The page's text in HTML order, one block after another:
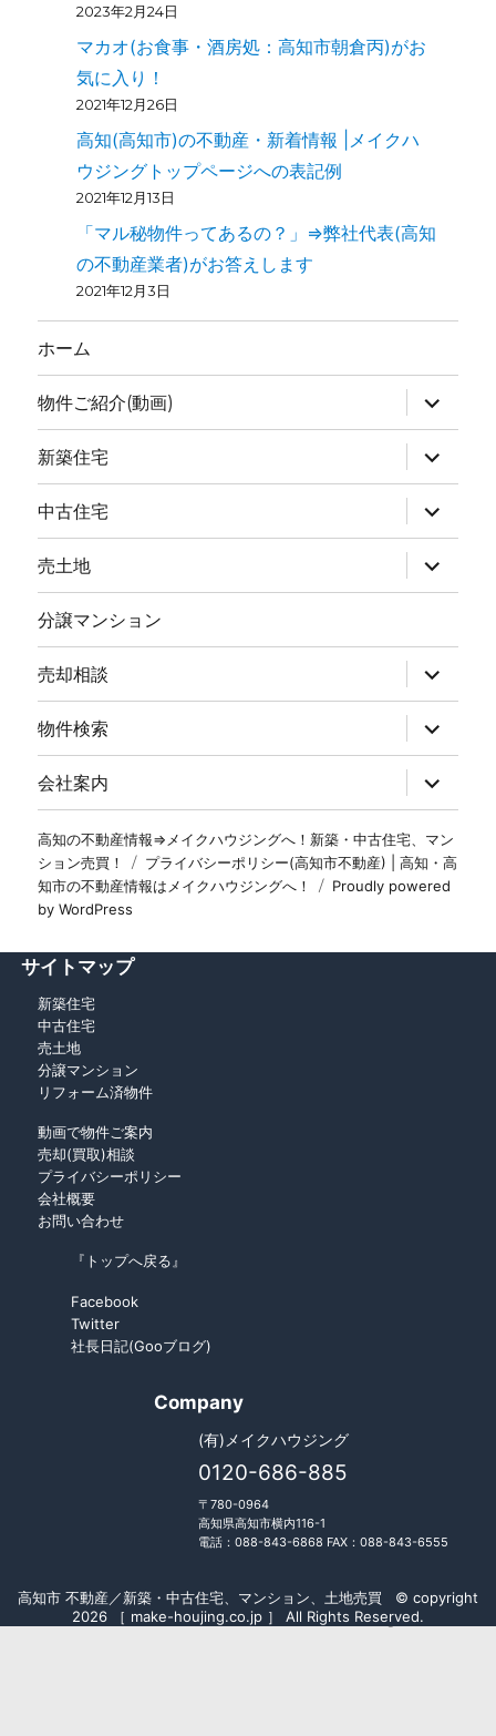
2023年2月24日
マカオ(お食事・酒房処：高知市朝倉丙)がお
気に入り！
2021年12月26日
高知(高知市)の不動産・新着情報 |メイクハ
ウジングトップページへの表記例
2021年12月13日
「マル秘物件ってあるの？」⇒弊社代表(高知
の不動産業者)がお答えします
2021年12月3日
ホーム
物件ご紹介(動画)
新築住宅
中古住宅
売土地
分譲マンション
売却相談
物件検索
会社案内
高知の不動産情報⇒メイクハウジングへ！新築・中古住宅、マン
ション売買！
プライバシーポリシー(高知市不動産) | 高知・高
知市の不動産情報はメイクハウジングへ！
Proudly powered
by WordPress
サイトマップ
新築住宅
中古住宅
売土地
分譲マンション
リフォーム済物件
動画で物件ご案内
売却(買取)相談
プライバシーポリシー
会社概要
お問い合わせ
『トップへ戻る』
Facebook
Twitter
社長日記(Gooブログ)
Company
(有)メイクハウジング
0120-686-885
〒780-0964
高知県高知市横内116-1
電話：088-843-6868 FAX：088-843-6555
高知市 不動産／新築・中古住宅、マンション、土地売買 © copyright
2026 ［ make-houjing.co.jp ］ All Rights Reserved.
Fudousan Plugin Ver.5.7.0